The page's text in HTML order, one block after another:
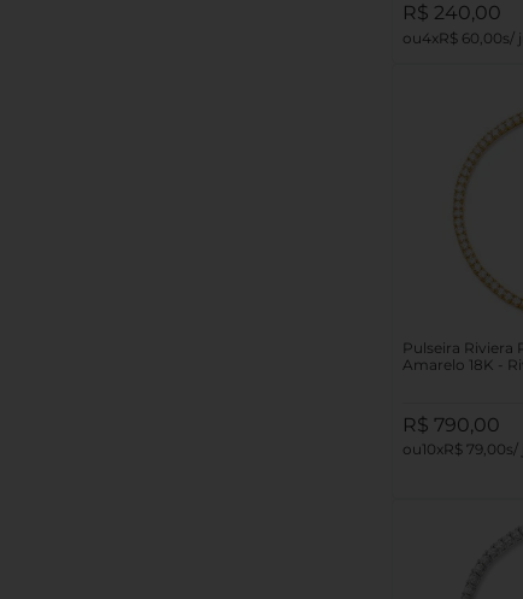
R$ 240,00
4 R$ 60 00
Pulseira Riviera
Amarelo 18K -
R$ 790 00
10 R$ 79,00